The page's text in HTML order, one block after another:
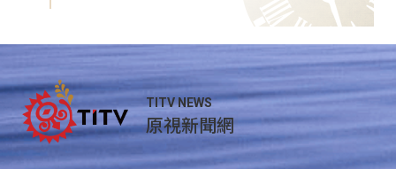
TITV NEWS
原視新聞網